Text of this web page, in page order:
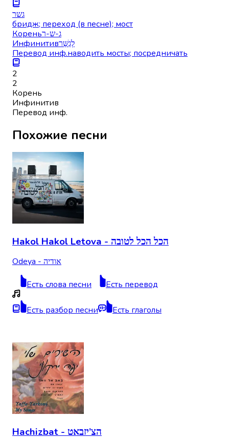
גשר
бридж; переход (в песне); мост
Кореньג-ש-ר
Инфинитивלְגַשֵּׁר
Перевод инф.наводить мосты; посредничать
2
2
Корень
Инфинитив
Перевод инф.
Похожие песни
Hakol Hakol Letova - הכל הכל לטובה
Odeya - אודיה
Есть слова песни Есть перевод
Есть разбор песни Есть глаголы
Hachizbat - הצ’יזבאט